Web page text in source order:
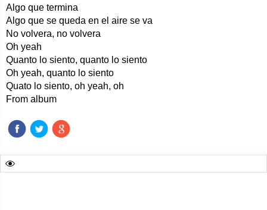
Algo que termina
Algo que se queda en el aire se va
No volvera, no volvera
Oh yeah
Quanto lo siento, quanto lo siento
Oh yeah, quanto lo siento
Quato lo siento, oh yeah, oh
From album